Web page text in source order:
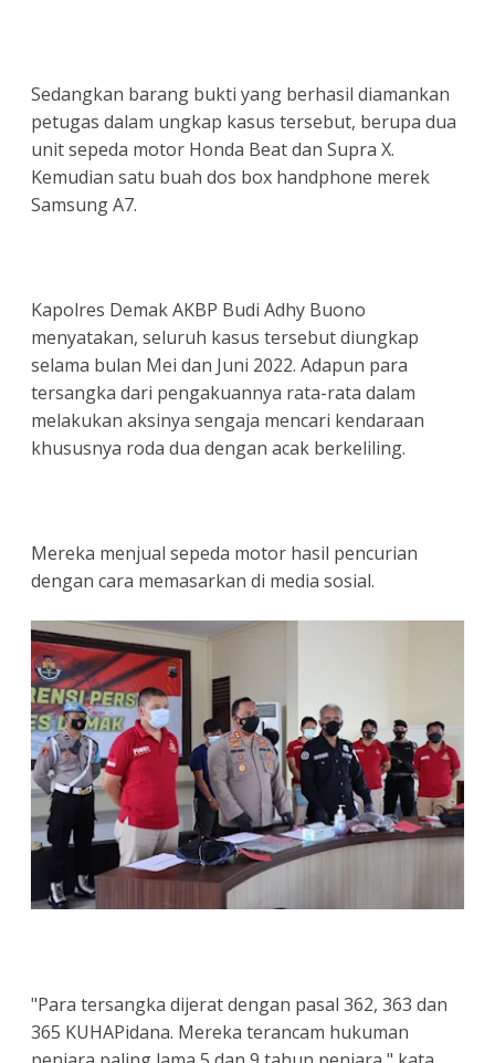
Sedangkan barang bukti yang berhasil diamankan
petugas dalam ungkap kasus tersebut, berupa dua
unit sepeda motor Honda Beat dan Supra X.
Kemudian satu buah dos box handphone merek
Samsung A7.
Kapolres Demak AKBP Budi Adhy Buono
menyatakan, seluruh kasus tersebut diungkap
selama bulan Mei dan Juni 2022. Adapun para
tersangka dari pengakuannya rata-rata dalam
melakukan aksinya sengaja mencari kendaraan
khususnya roda dua dengan acak berkeliling.
Mereka menjual sepeda motor hasil pencurian
dengan cara memasarkan di media sosial.
"Para tersangka dijerat dengan pasal 362, 363 dan
365 KUHAPidana. Mereka terancam hukuman